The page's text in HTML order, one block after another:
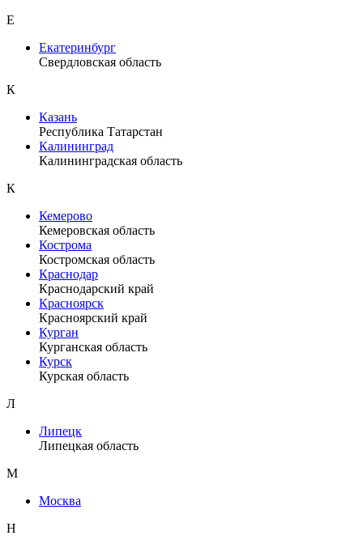
Е
Екатеринбург
Свердловская область
К
Казань
Республика Татарстан
Калининград
Калининградская область
К
Кемерово
Кемеровская область
Кострома
Костромская область
Краснодар
Краснодарский край
Красноярск
Красноярский край
Курган
Курганская область
Курск
Курская область
Л
Липецк
Липецкая область
М
Москва
Н